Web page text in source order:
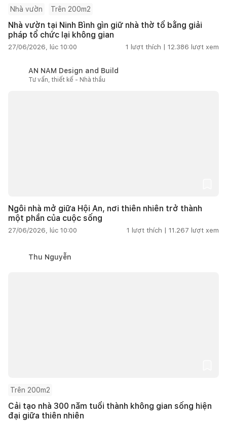
Nhà vườn Trên 200m2
Nhà vườn tại Ninh Bình gìn giữ nhà thờ tổ bằng giải
pháp tổ chức lại không gian
27/06/2026, lúc 10:00 1 lượt thích | 12.386 lượt xem
AN NAM Design and Build
Tư vấn, thiết kế - Nhà thầu
Ngôi nhà mở giữa Hội An, nơi thiên nhiên trở thành
một phần của cuộc sống
27/06/2026, lúc 10:00 1 lượt thích | 11.267 lượt xem
Thu Nguyễn
Trên 200m2
Cải tạo nhà 300 năm tuổi thành không gian sống hiện
đại giữa thiên nhiên